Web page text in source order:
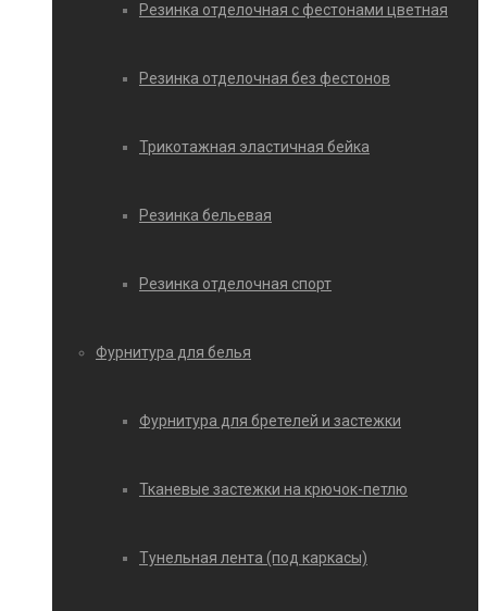
Резинка отделочная с фестонами цветная
Резинка отделочная без фестонов
Трикотажная эластичная бейка
Резинка бельевая
Резинка отделочная спорт
Фурнитура для белья
Фурнитура для бретелей и застежки
Тканевые застежки на крючок-петлю
Тунельная лента (под каркасы)